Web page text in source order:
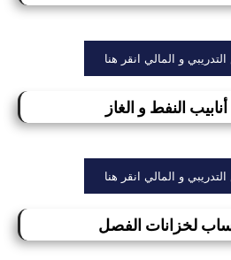
و المالي انقر هنا
النفط و الغاز
و المالي انقر هنا
لخزانات الفصل